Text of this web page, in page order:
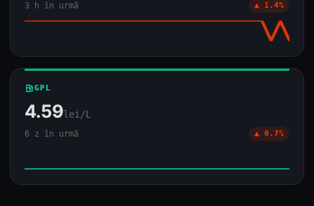
3 h în urmă ▲ 1.4%
local_gas_stationGPL
4.59lei/L
6 z în urmă ▲ 0.7%